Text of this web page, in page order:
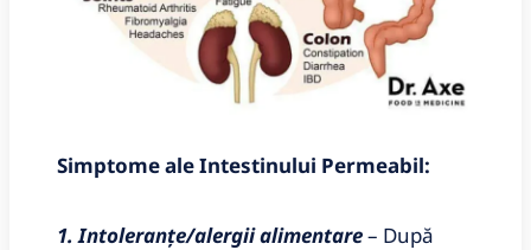
Simptome ale Intestinului Permeabil:
1. Intoleranțe/alergii alimentare– După